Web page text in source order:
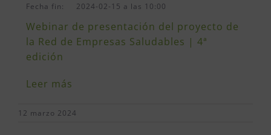
Fecha fin: 2024-02-15 a las 10:00
Webinar de presentación del proyecto de
la Red de Empresas Saludables | 4ª
edición
Leer más
12 marzo 2024